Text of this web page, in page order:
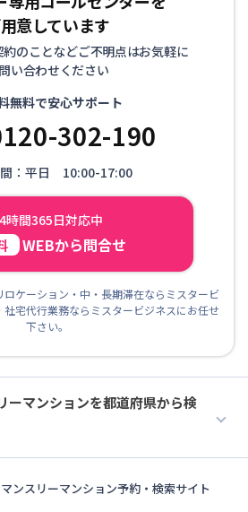
意しています
約のことなどご不明点はお気軽に
い合わせください
無料で安心サポート
302-190
：平日 10:00-17:00
時間365日対応中
WEBから問合せ
ケーション・中・長期滞在ならミスタービ
宅代行業務ならミスタービジネスにお任せ
下さい。
ーマンションを都道府県から検
ンスリーマンション予約・検索サイト